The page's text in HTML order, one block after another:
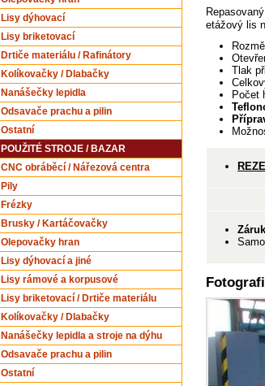
Lisy dýhovací
Lisy briketovací
Drtiče materiálu / Rafinátory
Kolíkovačky / Dlabačky
Nanášečky lepidla
Odsavače prachu a pilin
Ostatní
POUŽITÉ STROJE / BAZAR
CNC obráběcí / Nářezová centra
Pily
Frézky
Brusky / Kartáčovačky
Olepovačky hran
Lisy dýhovací a jiné
Lisy rámové a korpusové
Lisy briketovací / Drtiče materiálu
Kolíkovačky / Dlabačky
Nanášečky lepidla a stroje na dýhu
Odsavače prachu a pilin
Ostatní
etážový lis
Tlak
Počet